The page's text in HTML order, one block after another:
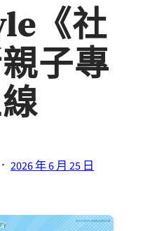
《社
子專
· 2026 年 6 月 25 日